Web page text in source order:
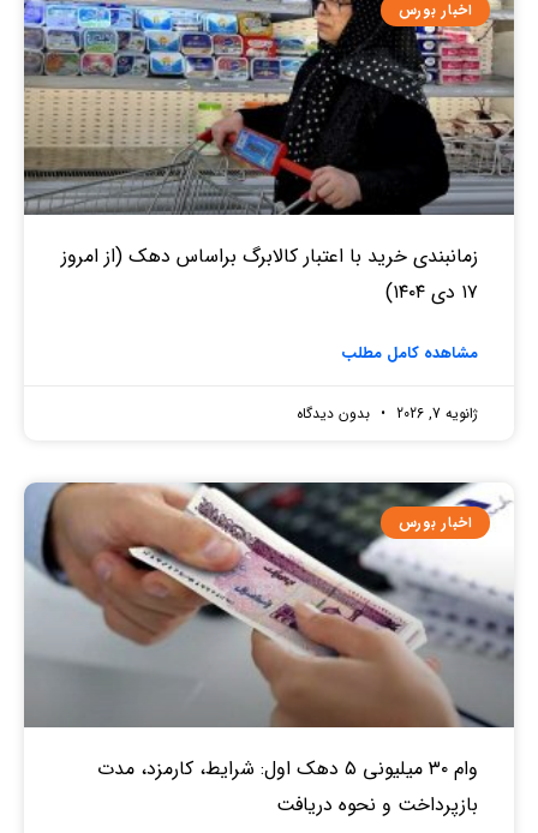
اخبار بورس
زمانبندی خرید با اعتبار کالابرگ براساس دهک (از امروز
۱۷ دی ۱۴۰۴)
مشاهده کامل مطلب
ژانویه 7, 2026 بدون دیدگاه
اخبار بورس
وام ۳۰ میلیونی ۵ دهک اول: شرایط، کارمزد، مدت
بازپرداخت و نحوه دریافت